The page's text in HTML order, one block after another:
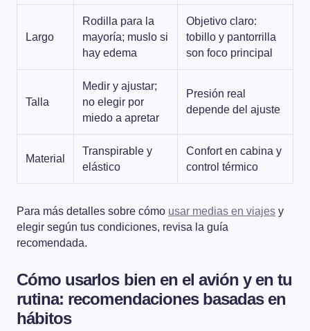
Largo
Rodilla para la
mayoría; muslo si
hay edema
Objetivo claro:
tobillo y pantorrilla
son foco principal
Talla
Medir y ajustar;
no elegir por
miedo a apretar
Presión real
depende del ajuste
Material
Transpirable y
elástico
Confort en cabina y
control térmico
Para más detalles sobre cómo usar medias en viajes y
elegir según tus condiciones, revisa la guía
recomendada.
Cómo usarlos bien en el avión y en tu
rutina: recomendaciones basadas en
hábitos